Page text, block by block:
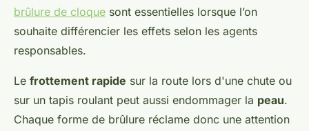
brûlure de cloque sont essentielles lorsque l’on
souhaite différencier les effets selon les agents
responsables.
Le frottement rapide sur la route lors d'une chute ou
sur un tapis roulant peut aussi endommager la peau.
Chaque forme de brûlure réclame donc une attention